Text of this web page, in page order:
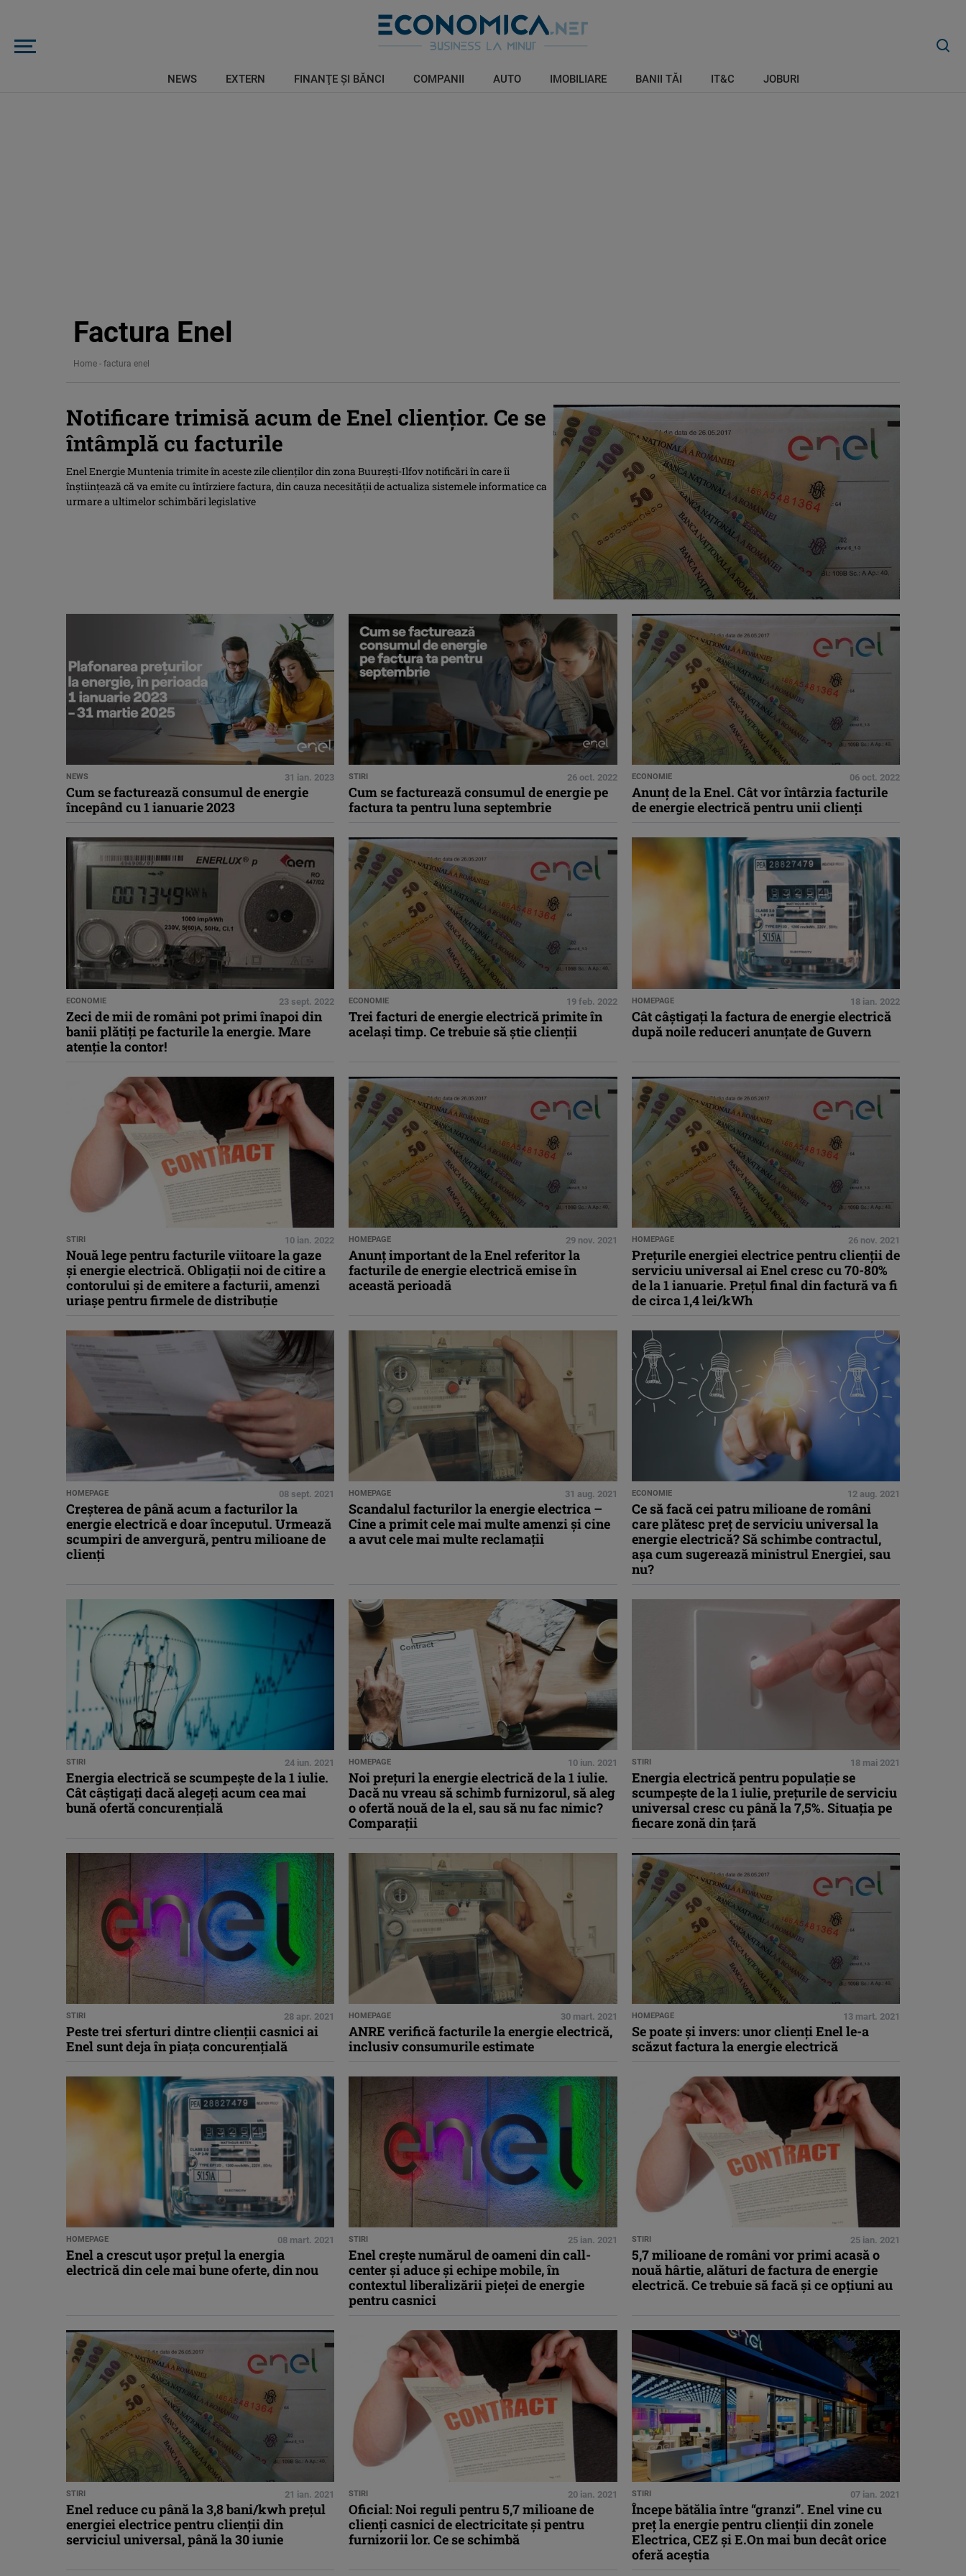
NEWS EXTERN FINANŢE ŞI BĂNCI COMPANII AUTO IMOBILIARE BANII TĂI IT&C JOBURI
Factura Enel
Home - factura enel
Notificare trimisă acum de Enel cliențior. Ce se
întâmplă cu facturile
Enel Energie Muntenia trimite în aceste zile clienților din zona Buurești-Ilfov notificări în care îi
înștiințează că va emite cu întîrziere factura, din cauza necesității de actualiza sistemele informatice ca
urmare a ultimelor schimbări legislative
NEWS 31 ian. 2023
Cum se facturează consumul de energie
începând cu 1 ianuarie 2023
STIRI 26 oct. 2022
Cum se facturează consumul de energie pe
factura ta pentru luna septembrie
ECONOMIE 06 oct. 2022
Anunț de la Enel. Cât vor întârzia facturile
de energie electrică pentru unii clienți
ECONOMIE 23 sept. 2022
Zeci de mii de români pot primi înapoi din
banii plătiți pe facturile la energie. Mare
atenție la contor!
ECONOMIE 19 feb. 2022
Trei facturi de energie electrică primite în
același timp. Ce trebuie să știe clienții
HOMEPAGE 18 ian. 2022
Cât câștigați la factura de energie electrică
după noile reduceri anunțate de Guvern
STIRI 10 ian. 2022
Nouă lege pentru facturile viitoare la gaze
și energie electrică. Obligații noi de citire a
contorului și de emitere a facturii, amenzi
uriașe pentru firmele de distribuție
HOMEPAGE 29 nov. 2021
Anunț important de la Enel referitor la
facturile de energie electrică emise în
această perioadă
HOMEPAGE 26 nov. 2021
Prețurile energiei electrice pentru clienții de
serviciu universal ai Enel cresc cu 70-80%
de la 1 ianuarie. Prețul final din factură va fi
de circa 1,4 lei/kWh
HOMEPAGE 08 sept. 2021
Creșterea de până acum a facturilor la
energie electrică e doar începutul. Urmează
scumpiri de anvergură, pentru milioane de
clienți
HOMEPAGE 31 aug. 2021
Scandalul facturilor la energie electrica –
Cine a primit cele mai multe amenzi şi cine
a avut cele mai multe reclamaţii
ECONOMIE 12 aug. 2021
Ce să facă cei patru milioane de români
care plătesc preț de serviciu universal la
energie electrică? Să schimbe contractul,
așa cum sugerează ministrul Energiei, sau
nu?
STIRI 24 iun. 2021
Energia electrică se scumpește de la 1 iulie.
Cât câștigați dacă alegeți acum cea mai
bună ofertă concurențială
HOMEPAGE 10 iun. 2021
Noi prețuri la energie electrică de la 1 iulie.
Dacă nu vreau să schimb furnizorul, să aleg
o ofertă nouă de la el, sau să nu fac nimic?
Comparații
STIRI 18 mai 2021
Energia electrică pentru populație se
scumpește de la 1 iulie, prețurile de serviciu
universal cresc cu până la 7,5%. Situația pe
fiecare zonă din țară
STIRI 28 apr. 2021
Peste trei sferturi dintre clienţii casnici ai
Enel sunt deja în piaţa concurenţială
HOMEPAGE 30 mart. 2021
ANRE verifică facturile la energie electrică,
inclusiv consumurile estimate
HOMEPAGE 13 mart. 2021
Se poate și invers: unor clienți Enel le-a
scăzut factura la energie electrică
HOMEPAGE 08 mart. 2021
Enel a crescut ușor prețul la energia
electrică din cele mai bune oferte, din nou
STIRI 25 ian. 2021
Enel crește numărul de oameni din call-
center și aduce și echipe mobile, în
contextul liberalizării pieței de energie
pentru casnici
STIRI 25 ian. 2021
5,7 milioane de români vor primi acasă o
nouă hârtie, alături de factura de energie
electrică. Ce trebuie să facă și ce opțiuni au
STIRI 21 ian. 2021
Enel reduce cu până la 3,8 bani/kwh prețul
energiei electrice pentru clienții din
serviciul universal, până la 30 iunie
STIRI 20 ian. 2021
Oficial: Noi reguli pentru 5,7 milioane de
clienți casnici de electricitate și pentru
furnizorii lor. Ce se schimbă
STIRI 07 ian. 2021
Începe bătălia între “granzi”. Enel vine cu
preț la energie pentru clienții din zonele
Electrica, CEZ și E.On mai bun decât orice
oferă aceștia